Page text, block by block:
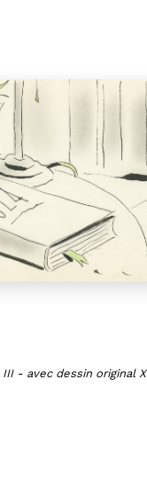
III - avec dessin original X